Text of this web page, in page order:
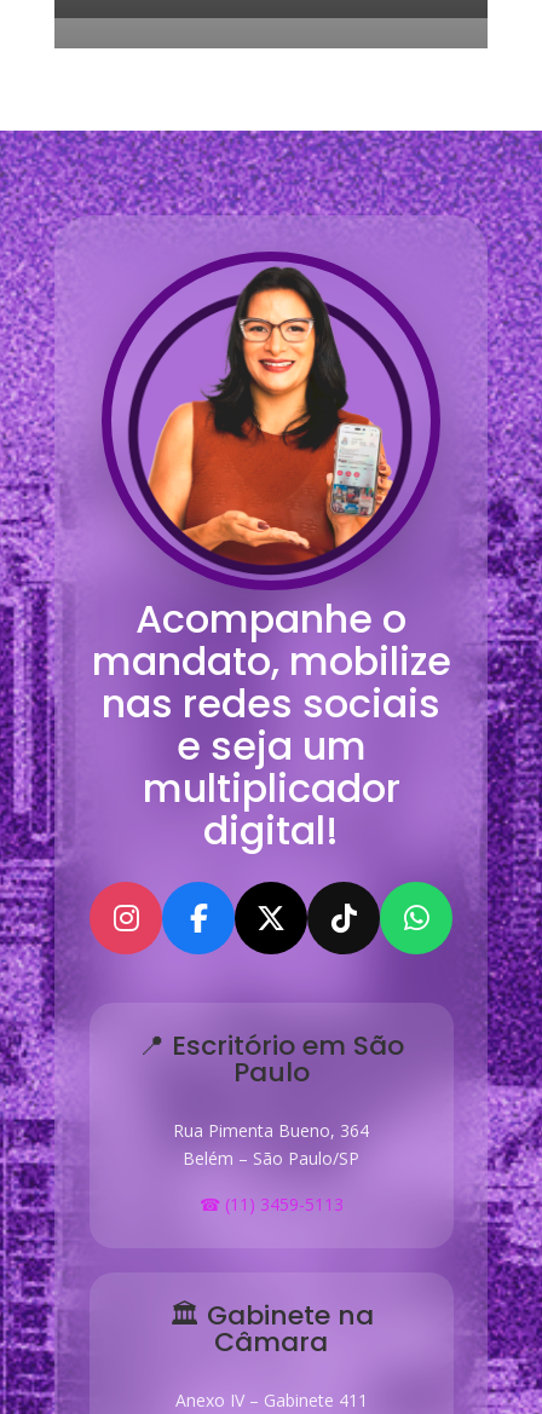
Acompanhe o
mandato, mobilize
nas redes sociais
e seja um
multiplicador
digital!
📍 Escritório em São
Paulo
Rua Pimenta Bueno, 364
Belém – São Paulo/SP
☎ (11) 3459-5113
🏛 Gabinete na
Câmara
Anexo IV – Gabinete 411